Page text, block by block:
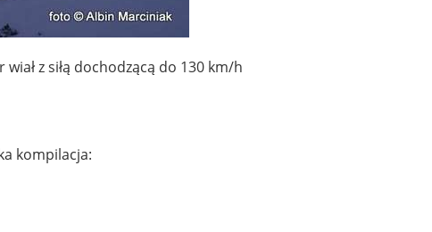
z siłą dochodzącą do 130 km/h
kompilacja: